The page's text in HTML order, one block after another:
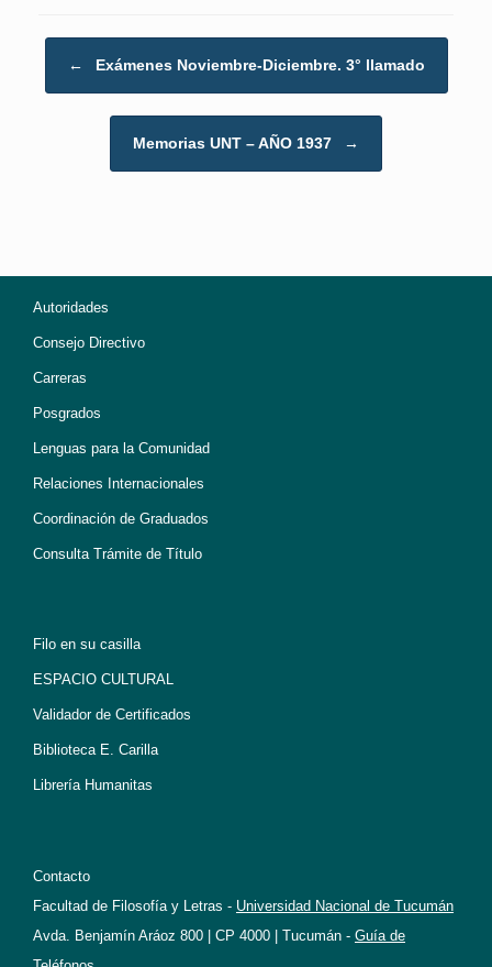
← Exámenes Noviembre-Diciembre. 3° llamado
Memorias UNT – AÑO 1937 →
Autoridades
Consejo Directivo
Carreras
Posgrados
Lenguas para la Comunidad
Relaciones Internacionales
Coordinación de Graduados
Consulta Trámite de Título
Filo en su casilla
ESPACIO CULTURAL
Validador de Certificados
Biblioteca E. Carilla
Librería Humanitas
Contacto
Facultad de Filosofía y Letras - Universidad Nacional de Tucumán
Avda. Benjamín Aráoz 800 | CP 4000 | Tucumán - Guía de